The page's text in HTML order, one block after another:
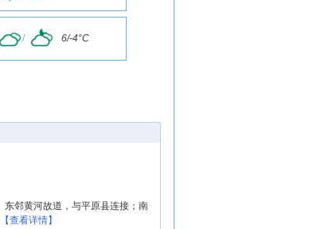
/ 6/-4°C
邻黄河故道，与平原县连接；南
【查看详情】